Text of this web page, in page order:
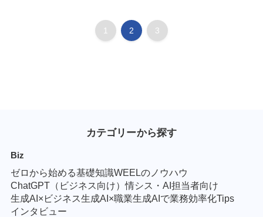
1 2 3
カテゴリーから探す
Biz
ゼロから始める基礎知識WEELのノウハウ
ChatGPT（ビジネス向け）情シス・AI担当者向け
生成AI×ビジネス生成AI×職業生成AIで業務効率化Tips
インタビュー